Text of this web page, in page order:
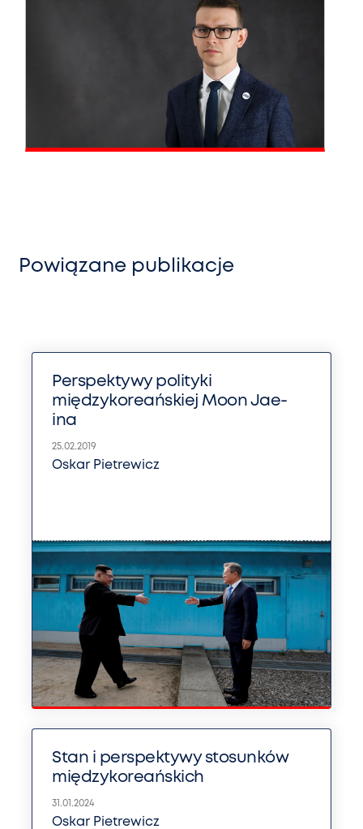
Powiązane publikacje
Perspektywy polityki
międzykoreańskiej Moon Jae-
ina
25.02.2019
Oskar Pietrewicz
Stan i perspektywy stosunków
międzykoreańskich
31.01.2024
Oskar Pietrewicz